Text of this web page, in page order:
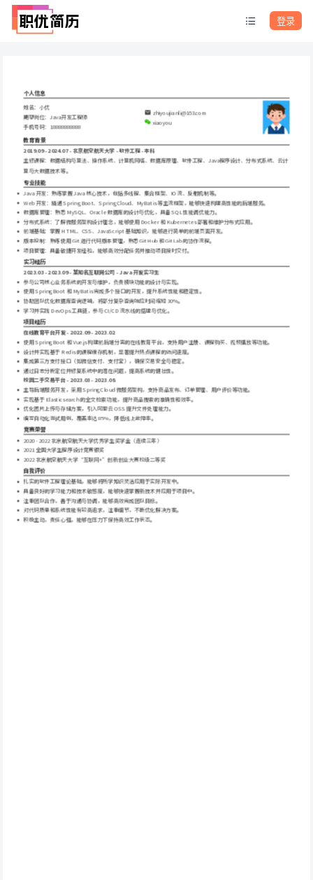
登录
个人信息
姓名：小优
期望岗位：Java开发工程师
手机号码：18888888888
zhiyoujianli@163.com
xiaoyou
教育背景
2019.09 - 2024.07 - 北京航空航天大学 - 软件工程 - 本科
主修课程：数据结构与算法、操作系统、计算机网络、数据库原理、软件工程、Java程序设计、分布式系统、云计
算与大数据技术等。
专业技能
Java 开发：熟练掌握 Java 核心技术，包括多线程、集合框架、IO 流、反射机制等。
Web 开发：精通 Spring Boot、Spring Cloud、MyBatis 等主流框架，能够快速构建高性能的后端服务。
数据库管理：熟悉 MySQL、Oracle 数据库的设计与优化，具备 SQL 性能调优能力。
分布式系统：了解微服务架构设计理念，能够使用 Docker 和 Kubernetes 部署和维护分布式应用。
前端基础：掌握 HTML、CSS、JavaScript 基础知识，能够进行简单的前端页面开发。
版本控制：熟练使用 Git 进行代码版本管理，熟悉 GitHub 和 GitLab 的协作流程。
项目管理：具备敏捷开发经验，能够高效分配任务并推动项目按时交付。
实习经历
2023.03 - 2023.09 - 某知名互联网公司 - Java 开发实习生
参与公司核心业务系统的开发与维护，负责模块功能的设计与实现。
使用 Spring Boot 和 MyBatis 完成多个接口的开发，提升系统性能和稳定性。
协助团队优化数据库查询逻辑，将部分复杂查询响应时间缩短 30%。
学习并实践 DevOps 工具链，参与 CI/CD 流水线的搭建与优化。
项目经历
在线教育平台开发 - 2022.09 - 2023.02
使用 Spring Boot 和 Vue.js 构建前后端分离的在线教育平台，支持用户注册、课程购买、视频播放等功能。
设计并实现基于 Redis 的课程缓存机制，显著提升热点课程的访问速度。
集成第三方支付接口（如微信支付、支付宝），确保交易安全与稳定。
通过日志分析定位并修复系统中的潜在问题，提高系统的健壮性。
校园二手交易平台 - 2023.03 - 2023.08
主导后端服务开发，采用 Spring Cloud 微服务架构，支持商品发布、订单管理、用户评价等功能。
实现基于 Elasticsearch 的全文检索功能，提升商品搜索的准确性和效率。
优化图片上传与存储方案，引入阿里云 OSS 提升文件处理能力。
编写自动化测试用例，覆盖率达 85%，降低线上故障率。
竞赛荣誉
2020 - 2022 北京航空航天大学优秀学生奖学金（连续三年）
2021 全国大学生程序设计竞赛银奖
2022 北京航空航天大学“互联网+”创新创业大赛校级二等奖
自我评价
扎实的软件工程理论基础，能够将所学知识灵活应用于实际开发中。
具备良好的学习能力和技术敏感度，能够快速掌握新技术并应用于项目中。
注重团队合作，善于沟通与协调，能够高效完成团队目标。
对代码质量和系统性能有较高追求，注重细节，不断优化解决方案。
积极主动，责任心强，能够在压力下保持高效工作状态。